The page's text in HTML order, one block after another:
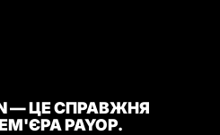
— ЦЕ СПРАВЖНЯ
PAYOP.